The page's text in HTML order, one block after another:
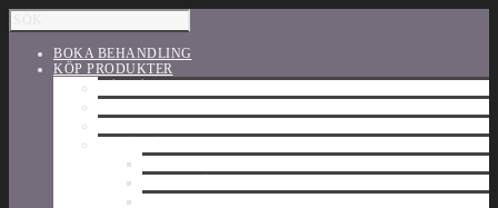
BOKA BEHANDLING
KÖP PRODUKTER